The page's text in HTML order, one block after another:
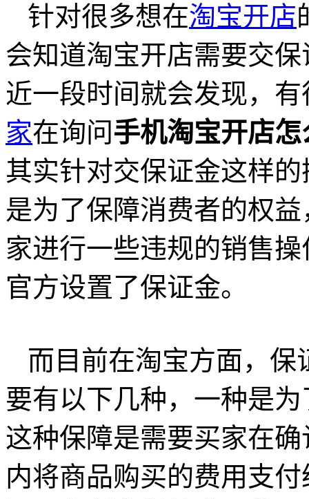
针对很多想在淘宝开店
会知道淘宝开店需要交
近一段时间就会发现，有
家在询问手机淘宝开店
其实针对交保证金这样
是为了保障消费者的权
家进行一些违规的销售
官方设置了保证金。
而目前在淘宝方面，保
要有以下几种，一种是
这种保障是需要买家在
内将商品购买的费用支